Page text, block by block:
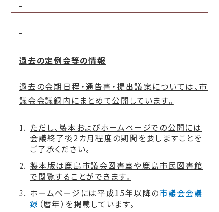
過去の定例会等の情報
過去の会期日程・通告書・提出議案については、市
議会会議録内にまとめて公開しています。
ただし、製本およびホームページでの公開には
会議終了後2カ月程度の期間を要しますことを
ご了承ください。
製本版は鹿島市議会図書室や鹿島市民図書館
で閲覧することができます。
ホームページには平成15年以降の市議会会議
録 （暦年）を掲載しています。